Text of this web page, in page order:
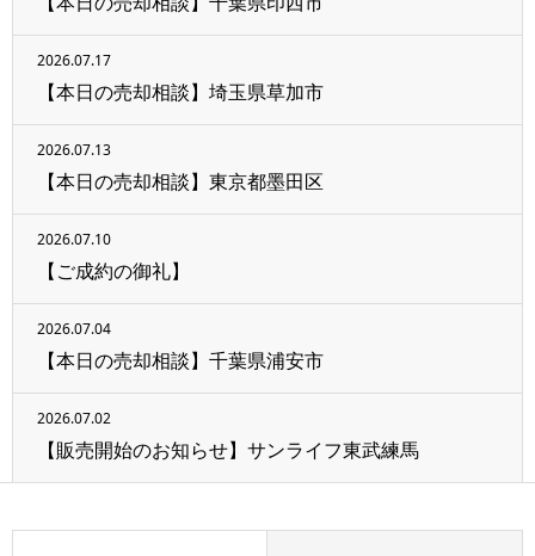
2026.07.17
【本日の売却相談】埼玉県草加市
2026.07.13
【本日の売却相談】東京都墨田区
2026.07.10
【ご成約の御礼】
2026.07.04
【本日の売却相談】千葉県浦安市
2026.07.02
【販売開始のお知らせ】サンライフ東武練馬